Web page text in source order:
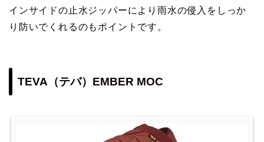
インサイドの止水ジッパーにより雨水の侵入をしっか
り防いでくれるのもポイントです。
TEVA（テバ）EMBER MOC